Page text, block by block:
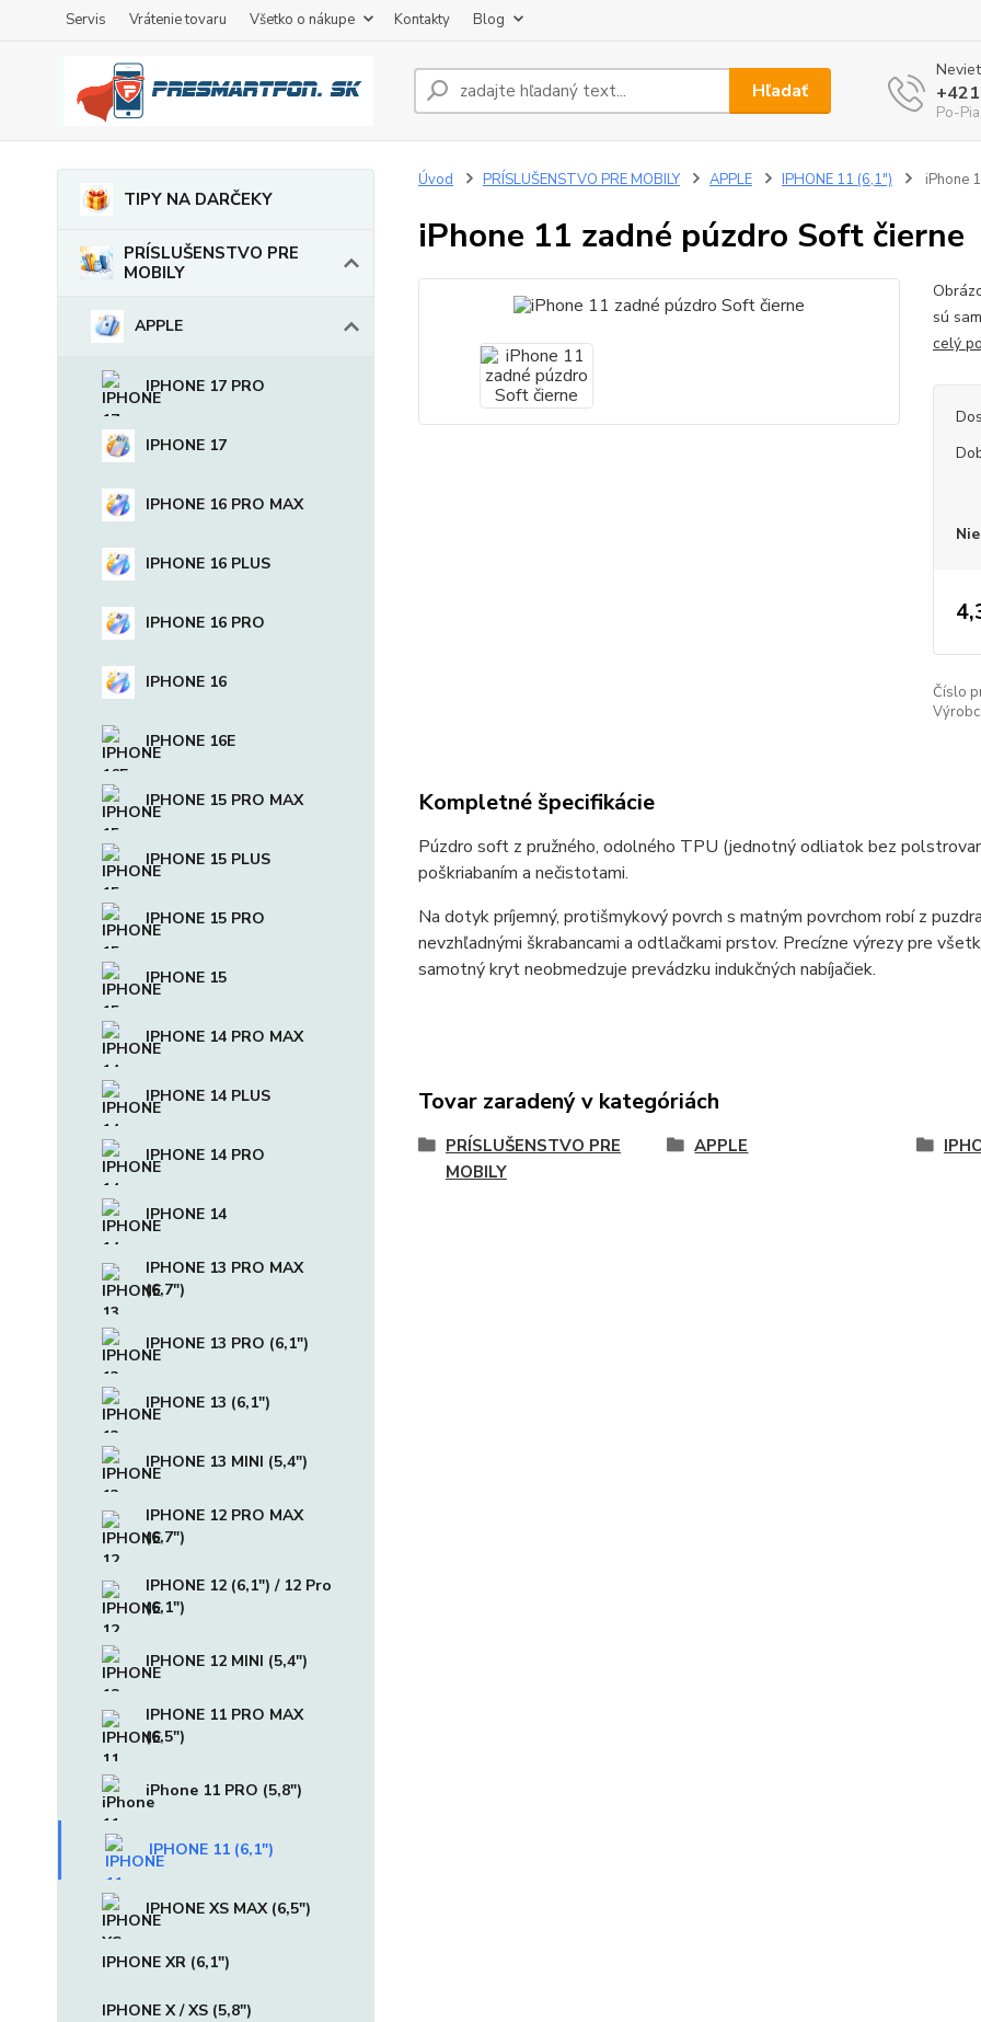
Servis Vrátenie tovaru Všetko o nákupe Kontakty Blog
Hľadať
Po-
TIPY NA DARČEKY
PRÍSLUŠENSTVO PRE
MOBILY
APPLE
IPHONE 17 PRO
IPHONE 17
IPHONE 16 PRO MAX
IPHONE 16 PLUS
IPHONE 16 PRO
IPHONE 16
IPHONE 16E
IPHONE 15 PRO MAX
IPHONE 15 PLUS
IPHONE 15 PRO
IPHONE 15
IPHONE 14 PRO MAX
IPHONE 14 PLUS
IPHONE 14 PRO
IPHONE 14
IPHONE 13 PRO MAX
(6,7")
IPHONE 13 PRO (6,1")
IPHONE 13 (6,1")
IPHONE 13 MINI (5,4")
IPHONE 12 PRO MAX
(6,7")
IPHONE 12 (6,1") / 12 Pro
(6,1")
IPHONE 12 MINI (5,4")
IPHONE 11 PRO MAX
(6,5")
iPhone 11 PRO (5,8")
IPHONE 11 (6,1")
IPHONE XS MAX (6,5")
IPHONE XR (6,1")
IPHONE X / XS (5,8")
Úvod PRÍSLUŠENSTVO PRE MOBILY APPLE IPHONE 11 (6,1") iPhone
iPhone 11 zadné púzdro Soft čierne
sú
celý
Číslo
Kompletné špecifikácie
Púzdro soft z pružného, ​​odolného TPU (jednotný odliatok bez
poškriabaním a nečistotami.
Na dotyk príjemný, protišmykový povrch s matným povrchom robí z
nevzhľadnými škrabancami a odtlačkami prstov. Precízne výrezy pre
samotný kryt neobmedzuje prevádzku indukčných nabíjačiek.
Tovar zaradený v kategóriách
PRÍSLUŠENSTVO PRE
MOBILY
APPLE